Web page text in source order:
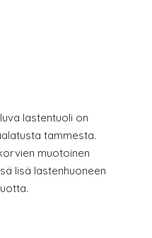
lastentuoli on
tammesta.
muotoinen
lisä lastenhuoneen